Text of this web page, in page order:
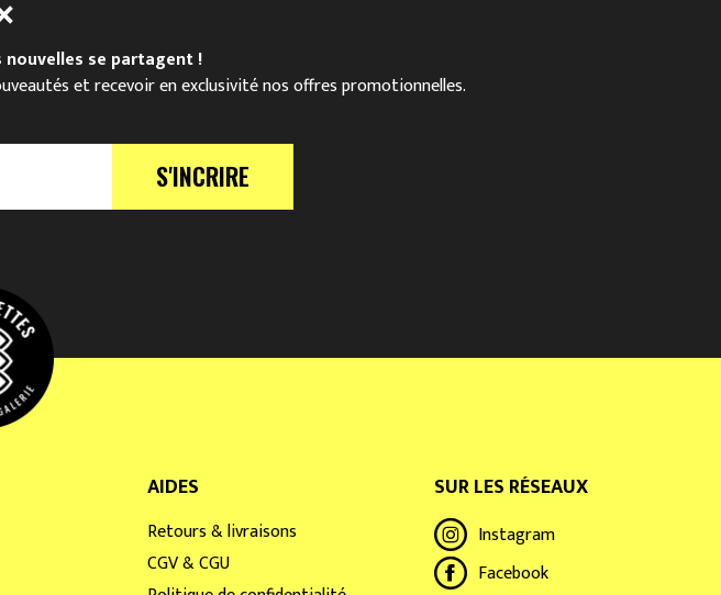
nouvelles se partagent !
et recevoir en exclusivité nos offres promotionnelles.
S'INCRIRE
AIDES
Retours & livraisons
CGV & CGU
SUR LES RÉSEAUX
Instagram
Facebook